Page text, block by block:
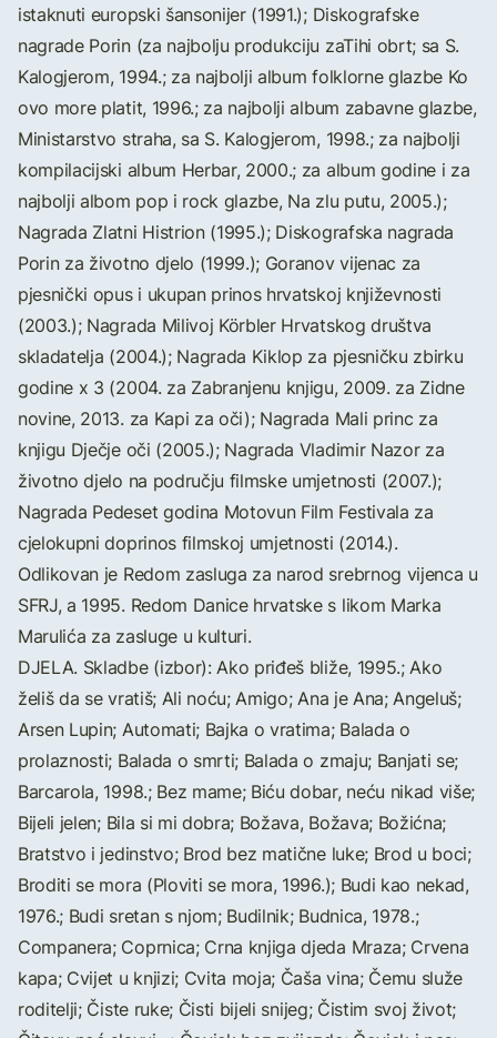
istaknuti europski šansonijer (1991.); Diskografske
nagrade Porin (za najbolju produkciju zaTihi obrt; sa S.
Kalogjerom, 1994.; za najbolji album folklorne glazbe Ko
ovo more platit, 1996.; za najbolji album zabavne glazbe,
Ministarstvo straha, sa S. Kalogjerom, 1998.; za najbolji
kompilacijski album Herbar, 2000.; za album godine i za
najbolji albom pop i rock glazbe, Na zlu putu, 2005.);
Nagrada Zlatni Histrion (1995.); Diskografska nagrada
Porin za životno djelo (1999.); Goranov vijenac za
pjesnički opus i ukupan prinos hrvatskoj književnosti
(2003.); Nagrada Milivoj Körbler Hrvatskog društva
skladatelja (2004.); Nagrada Kiklop za pjesničku zbirku
godine x 3 (2004. za Zabranjenu knjigu, 2009. za Zidne
novine, 2013. za Kapi za oči); Nagrada Mali princ za
knjigu Dječje oči (2005.); Nagrada Vladimir Nazor za
životno djelo na području filmske umjetnosti (2007.);
Nagrada Pedeset godina Motovun Film Festivala za
cjelokupni doprinos filmskoj umjetnosti (2014.).
Odlikovan je Redom zasluga za narod srebrnog vijenca u
SFRJ, a 1995. Redom Danice hrvatske s likom Marka
Marulića za zasluge u kulturi.
DJELA. Skladbe (izbor): Ako priđeš bliže, 1995.; Ako
želiš da se vratiš; Ali noću; Amigo; Ana je Ana; Angeluš;
Arsen Lupin; Automati; Bajka o vratima; Balada o
prolaznosti; Balada o smrti; Balada o zmaju; Banjati se;
Barcarola, 1998.; Bez mame; Biću dobar, neću nikad više;
Bijeli jelen; Bila si mi dobra; Božava, Božava; Božićna;
Bratstvo i jedinstvo; Brod bez matične luke; Brod u boci;
Broditi se mora (Ploviti se mora, 1996.); Budi kao nekad,
1976.; Budi sretan s njom; Budilnik; Budnica, 1978.;
Companera; Coprnica; Crna knjiga djeda Mraza; Crvena
kapa; Cvijet u knjizi; Cvita moja; Čaša vina; Čemu služe
roditelji; Čiste ruke; Čisti bijeli snijeg; Čistim svoj život;